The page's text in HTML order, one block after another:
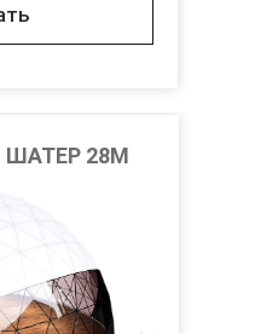
28М